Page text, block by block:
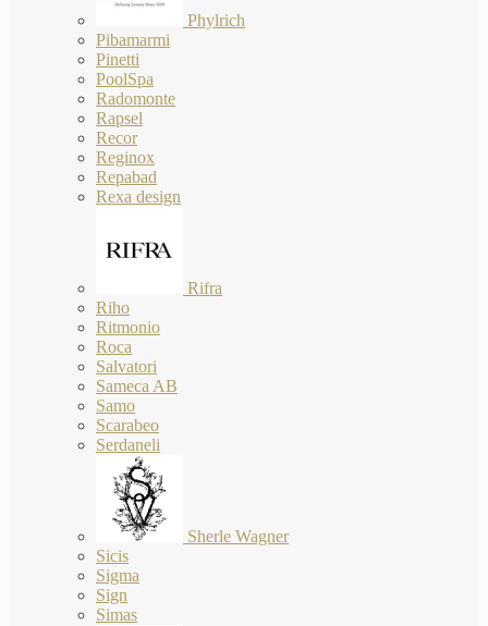
Phylrich
Pibamarmi
Pinetti
PoolSpa
Radomonte
Rapsel
Recor
Reginox
Repabad
Rexa design
Rifra
Riho
Ritmonio
Roca
Salvatori
Sameca AB
Samo
Scarabeo
Serdaneli
Sherle Wagner
Sicis
Sigma
Sign
Simas